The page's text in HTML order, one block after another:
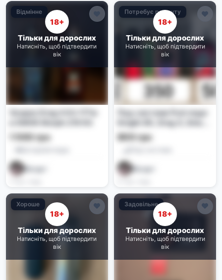
Відмінне
18+
Тільки для дорослих
Натисніть, щоб підтвердити
вік
Voopoo Drag 4 Kit 177w
1 500 грн
Потребує ремонту
18+
Тільки для дорослих
Натисніть, щоб підтвердити
вік
Под-системи Pod-поди
Ursa, Vmate, Pasito
800 грн
Хороше
18+
Тільки для дорослих
Натисніть, щоб підтвердити
вік
Задовільне
18+
Тільки для дорослих
Натисніть, щоб підтвердити
вік